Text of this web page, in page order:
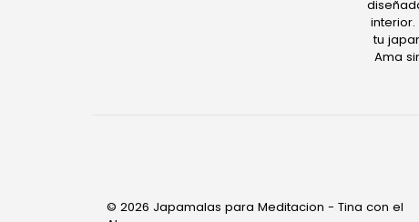
tu
Ama
© 2026 Japamalas para Meditacion - Tina con el